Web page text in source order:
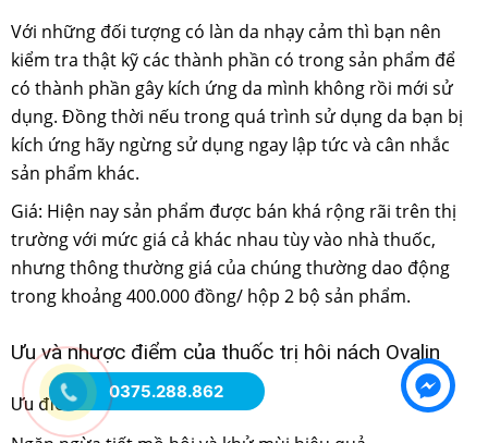
Với những đối tượng có làn da nhạy cảm thì bạn nên
kiểm tra thật kỹ các thành phần có trong sản phẩm để
có thành phần gây kích ứng da mình không rồi mới sử
dụng. Đồng thời nếu trong quá trình sử dụng da bạn bị
kích ứng hãy ngừng sử dụng ngay lập tức và cân nhắc
sản phẩm khác.
Giá: Hiện nay sản phẩm được bán khá rộng rãi trên thị
trường với mức giá cả khác nhau tùy vào nhà thuốc,
nhưng thông thường giá của chúng thường dao động
trong khoảng 400.000 đồng/ hộp 2 bộ sản phẩm.
Ưu và nhược điểm của thuốc trị hôi nách Ovalin
Ưu điểm
0375.288.862